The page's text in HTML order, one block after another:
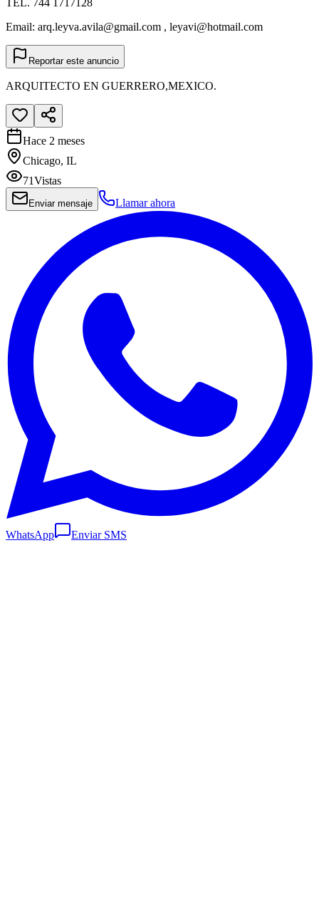
Email: arq.leyva.avila@gmail.com , leyavi@hotmail.com
Reportar este anuncio
ARQUITECTO EN GUERRERO,MEXICO.
Hace 2 meses
Chicago, IL
71Vistas
Enviar mensaje Llamar ahora
WhatsApp Enviar SMS